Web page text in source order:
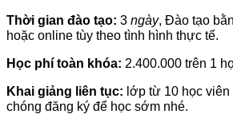
Thời gian đào tạo: 3 ngày, Đào tạo
hoặc online tùy theo tình hình thực tế.
Học phí toàn khóa: 2.400.000 trên 1
Khai giảng liên tục: lớp từ 10 học
chóng đăng ký để học sớm nhé.